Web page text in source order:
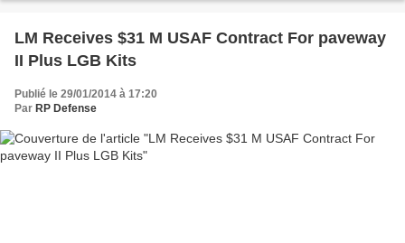
LM Receives $31 M USAF Contract For paveway
II Plus LGB Kits
Publié le 29/01/2014 à 17:20
Par RP Defense